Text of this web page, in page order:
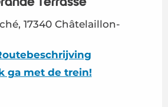
17340 Châtelaillon-
ga met de trein!